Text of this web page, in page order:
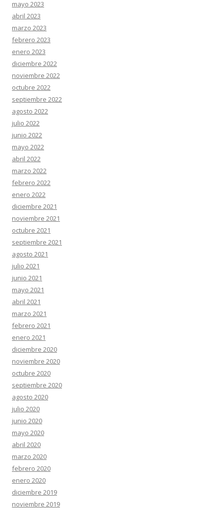
mayo 2023
abril 2023
marzo 2023
febrero 2023
enero 2023
diciembre 2022
noviembre 2022
octubre 2022
septiembre 2022
agosto 2022
julio 2022
junio 2022
mayo 2022
abril 2022
marzo 2022
febrero 2022
enero 2022
diciembre 2021
noviembre 2021
octubre 2021
septiembre 2021
agosto 2021
julio 2021
junio 2021
mayo 2021
abril 2021
marzo 2021
febrero 2021
enero 2021
diciembre 2020
noviembre 2020
octubre 2020
septiembre 2020
agosto 2020
julio 2020
junio 2020
mayo 2020
abril 2020
marzo 2020
febrero 2020
enero 2020
diciembre 2019
noviembre 2019